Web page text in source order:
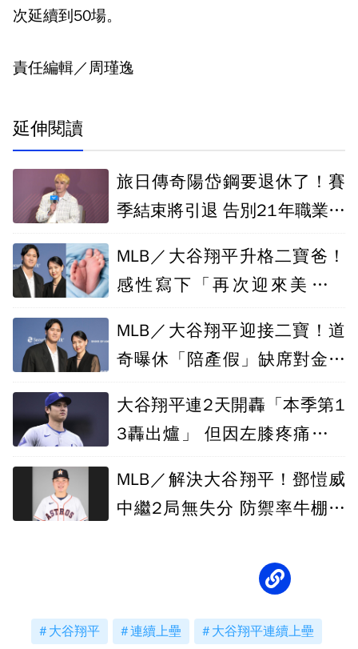
次延續到50場。
責任編輯／周瑾逸
延伸閱讀
旅日傳奇陽岱鋼要退休了！賽
季結束將引退 告別21年職業生
MLB／大谷翔平升格二寶爸！
感性寫下「再次迎來美好一
MLB／大谷翔平迎接二寶！道
奇曝休「陪產假」缺席對金鶯
大谷翔平連2天開轟「本季第1
3轟出爐」 但因左膝疼痛提前
MLB／解決大谷翔平！鄧愷威
中繼2局無失分 防禦率牛棚最
大谷翔平 連續上壘 大谷翔平連續上壘